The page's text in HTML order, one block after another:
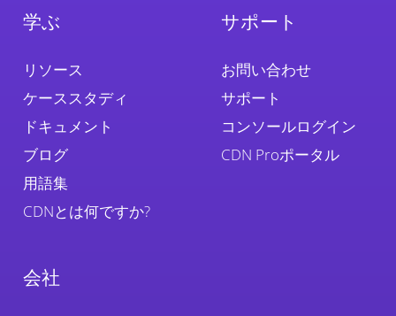
学ぶ
リソース
ケーススタディ
ドキュメント
ブログ
用語集
CDNとは何ですか?
サポート
お問い合わせ
サポート
コンソールログイン
CDN Proポータル
会社